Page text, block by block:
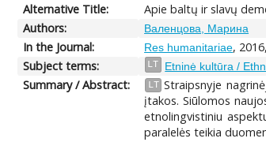
Alternative Title:
Apie baltų ir slavų
Authors:
Валенцова, Марина
In the Journal: Res humanitariae,
Subject terms:
LT Etninė kultūra /
Summary / Abstract: LT Straipsnyje
įtakos. Siūlomos
etnolingvistiniu
paralelės teikia